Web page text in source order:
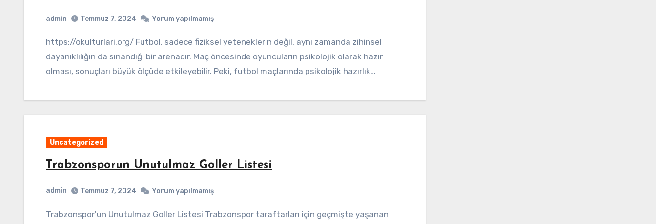
admin Temmuz 7, 2024 Yorum yapılmamış
https://okulturlari.org/ Futbol, sadece fiziksel yeteneklerin değil, aynı zamanda zihinsel
dayanıklılığın da sınandığı bir arenadır. Maç öncesinde oyuncuların psikolojik olarak hazır
olması, sonuçları büyük ölçüde etkileyebilir. Peki, futbol maçlarında psikolojik hazırlık…
Uncategorized
Trabzonsporun Unutulmaz Goller Listesi
admin Temmuz 7, 2024 Yorum yapılmamış
Trabzonspor'un Unutulmaz Goller Listesi Trabzonspor taraftarları için geçmişte yaşanan